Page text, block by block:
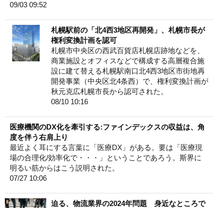
09/03 09:52
札幌駅前の「北4西3地区再開発」、札幌市長が
権利変換計画を認可
札幌市中央区の西武百貨店札幌店跡地などを、
商業施設とオフィスなどで構成する高層複合施
設に建て替える札幌駅南口北4西3地区市街地再
開発事業（中央区北4条西）で、権利変換計画が
秋元克広札幌市長から認可された。
08/10 10:16
医療機関のDX化を牽引する:ファインデックスの収益は、角
度を伴う右肩上り
最近よく耳にする言葉に「医療DX」がある。要は「医療現
場の合理化/効率化で・・・」ということであろう。斯界に
明るい筋からはこう説明された。
07/27 10:06
迫る、物流業界の2024年問題 身近なところで